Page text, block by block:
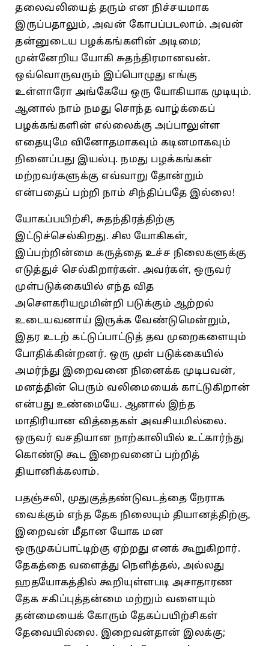
தலைவலியைத்‌ தரும்‌ என நிச்சயமாக
இருப்பதாலும்‌, அவன்‌ கோபப்படலாம்‌. அவன்‌
தன்னுடைய பழக்கங்களின்‌ அடிமை;
முன்னேறிய யோகி சுதந்திரமானவன்‌.
ஒவ்வொருவரும்‌ இப்பொழுது எங்கு
உள்ளாரோ அங்கேயே ஒரு யோகியாக முடியும்‌.
ஆனால்‌ நாம்‌ நமது சொந்த வாழ்க்கைப்
‌பழக்கங்களின்‌ எல்லைக்கு அப்பாலுள்ள
எதையுமே வினோதமாகவும்‌ கடினமாகவும்‌
நினைப்பது இயல்பு. நமது பழக்கங்கள்‌
மற்றவர்களுக்கு எவ்வாறு தோன்றும்‌
என்பதைப்‌ பற்றி நாம்‌ சிந்திப்பதே இல்லை!
யோகப்பயிற்சி, சுதந்திரத்திற்கு
இட்டுச்செல்கிறது. சில யோகிகள்‌,
இப்பற்றின்மை கருத்தை உச்ச நிலைகளுக்கு
எடுத்துச்‌ செல்கிறார்கள்‌. அவர்கள்‌, ஒருவர்‌
முள்படுக்கையில்‌ எந்த வித
அசெளகரியமுமின்றி படுக்கும்‌ ஆற்றல்‌
உடையவனாய்‌ இருக்க வேண்டுமென்றும்‌,
இதர உடற்‌ கட்டுப்பாட்டுத்‌ தவ முறைகளையும்‌
போதிக்கின்றனர்‌. ஒரு முள்‌ படுக்கையில்‌
அமர்ந்து இறைவனை நினைக்க முடிபவன்‌,
மனத்தின்‌ பெரும்‌ வலிமையைக்‌ காட்டுகிறான்‌
என்பது உண்மையே. ஆனால்‌ இந்த
மாதிரியான வித்தைகள்‌ அவசியமில்லை.
ஒருவர்‌ வசதியான நாற்காலியில்‌ உட்கார்ந்து
கொண்டு கூட இறைவனைப்‌ பற்றித்‌
தியானிக்கலாம்‌.
பதஞ்சலி, முதுகுத்தண்டுவடத்தை நேராக
வைக்கும்‌ எந்த தேக நிலையும்‌ தியானத்திற்கு,
இறைவன்‌ மீதான யோக மன
ஒருமுகப்பாட்டிற்கு ஏற்றது எனக்‌ கூறுகிறார்‌.
தேகத்தை வளைத்து நெளித்தல்‌, அல்லது
ஹதயோகத்தில்‌ கூறியுள்ளபடி அசாதாரண
தேக சகிப்புத்தன்மை மற்றும்‌ வளையும்‌
தன்மையைக்‌ கோரும்‌ தேகப்பயிற்சிகள்‌
தேவையில்லை. இறைவன்தான்‌ இலக்கு;